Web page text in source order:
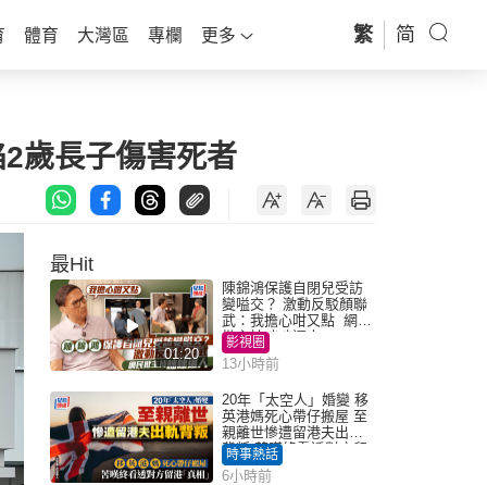
體育 大灣區 專欄 更多 繁 简
歲長子傷害死者
最Hit
01:20
陳錦鴻保護自閉兒受訪
變嗌交？ 激動反駁顏聯
武：我擔心咁又點 網民
批主持咄咄逼人
影視圈
13小時前
20年「太空人」婚變 移
英港媽死心帶仔搬屋 至
親離世慘遭留港夫出軌
背叛 苦嘆終看透對方留
港「真相」｜Juicy叮
時事熱話
6小時前